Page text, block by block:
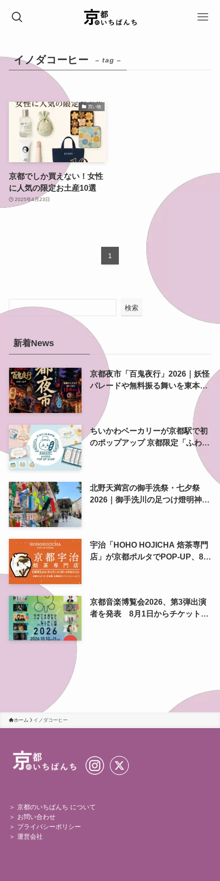
イノダコーヒー – tag –
買い物
京都でしか買えない！女性
に人気の限定お土産10選
2025年4月23日
1
検索
新着News
京都夜市「百鬼夜行」2026｜妖怪
パレードや無料振る舞いを東本願
寺前で開催
ちいかわベーカリーが京都駅で初
のポップアップ 京都限定「ふわふ
わおたべキャラメル」も、8月13
北野天満宮の御手洗祭・七夕祭
2026｜御手洗川の足つけ燈明神事
宇治「HOHO HOJICHA 焙茶専門
店」が京都ポルタでPOP-UP、8月
京都音楽博覧会2026、第3弾出演
者を発表 8月1日からチケット2
ホーム イノダコーヒー
＞ 京都のいちばんち について
＞ お問い合わせ
＞ プライバシーポリシー
＞ 運営会社